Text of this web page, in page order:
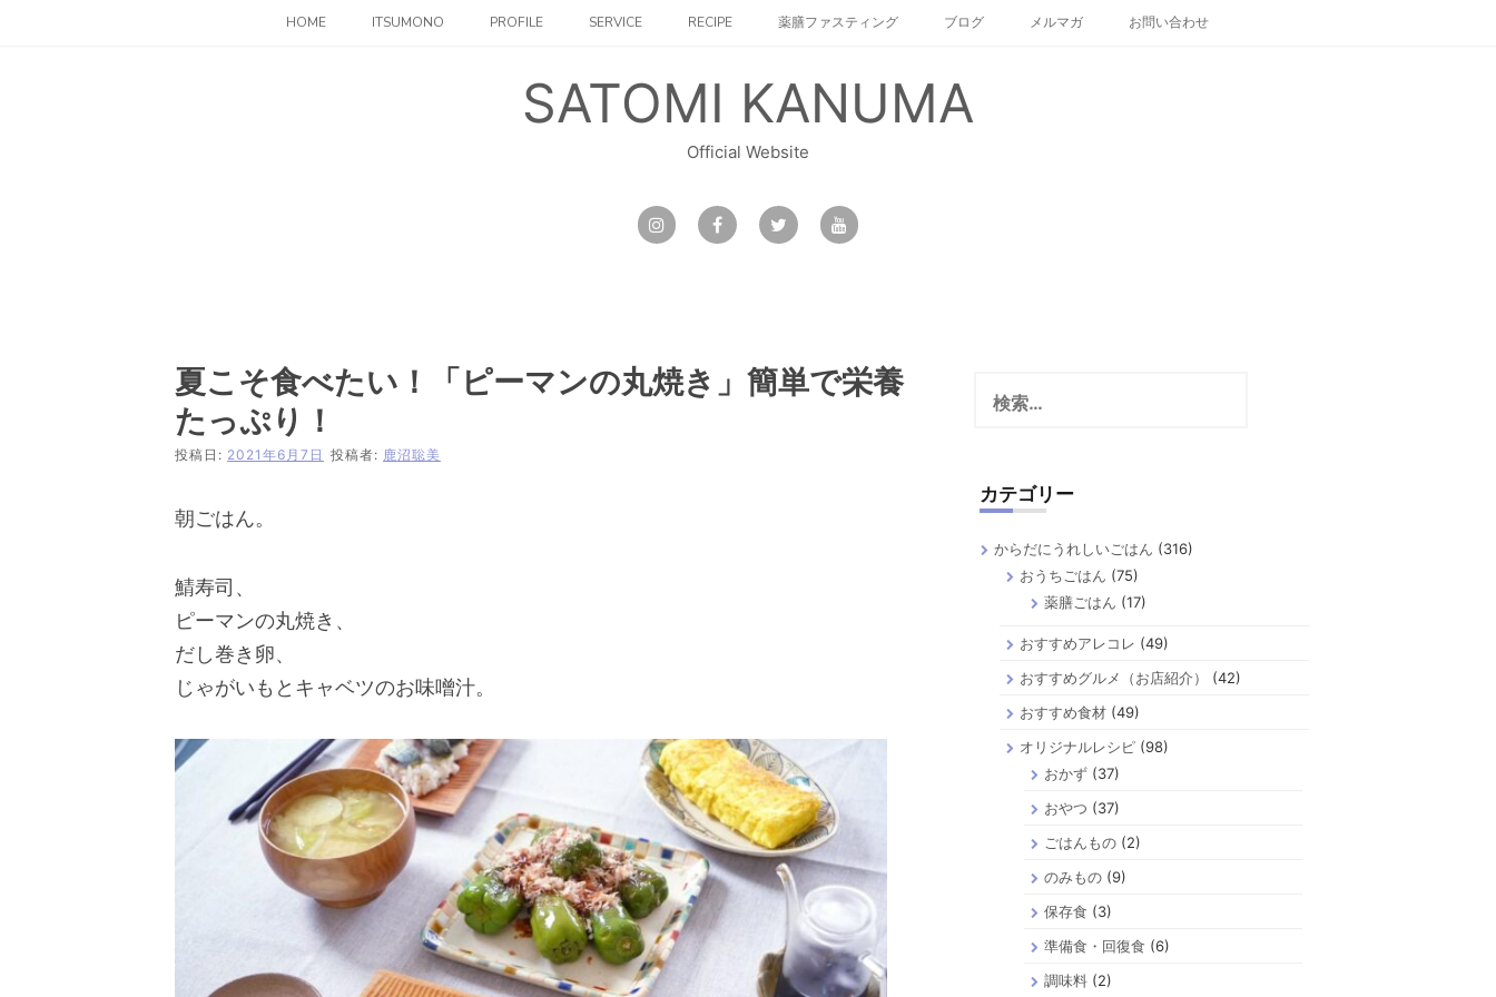
HOME ITSUMONO PROFILE SERVICE RECIPE 薬膳ファスティング ブログ メルマガ お問い合わせ
SATOMI KANUMA
Official Website
夏こそ食べたい！「ピーマンの丸焼き」簡単で栄養
たっぷり！
投稿日: 2021年6月7日 投稿者: 鹿沼聡美
朝ごはん。
鯖寿司、
ピーマンの丸焼き、
だし巻き卵、
じゃがいもとキャベツのお味噌汁。
索:
カテゴリー
からだにうれしいごはん (316)
おうちごはん (75)
薬膳ごはん (17)
おすすめアレコレ (49)
おすすめグルメ（お店紹介）
(42)
おすすめ食材(49)
オリジナルレシピ(98)
おかず(37)
おやつ (37)
ごはんもの(2)
のみもの(9)
保存食 (3)
準備食・回復食 (6)
調味料(2)